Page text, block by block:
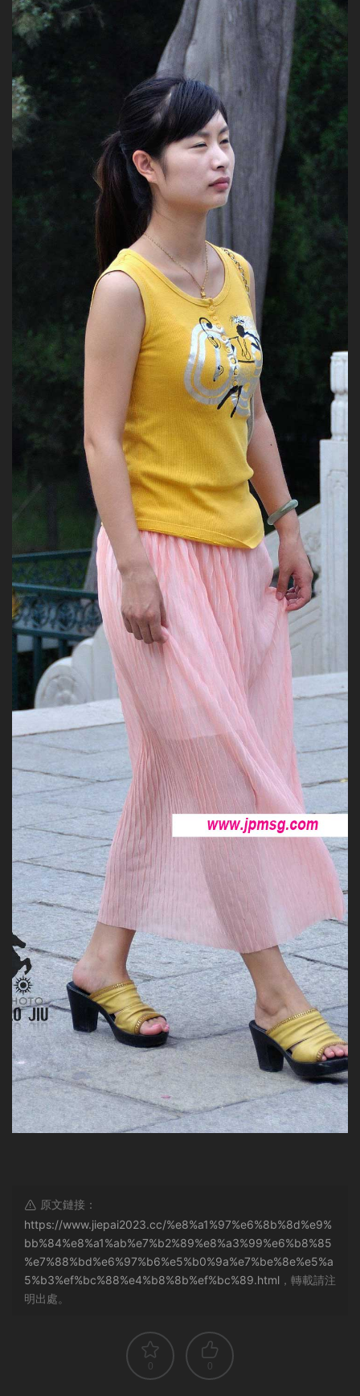
原文鏈接：
https://www.jiepai2023.cc/%e8%a1%97%e6%8b%8d%e9%
bb%84%e8%a1%ab%e7%b2%89%e8%a3%99%e6%b8%85
%e7%88%bd%e6%97%b6%e5%b0%9a%e7%be%8e%e5%a
5%b3%ef%bc%88%e4%b8%8b%ef%bc%89.html ，轉載請注
明出處。
0 0